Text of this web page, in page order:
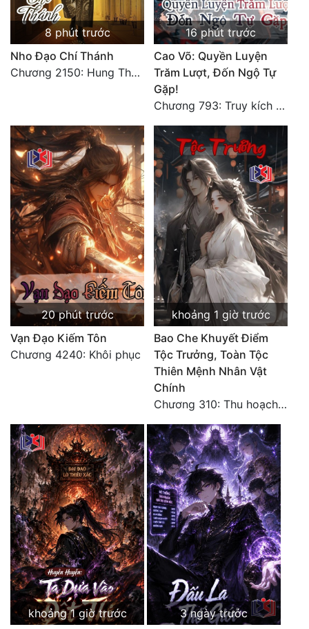
Tu Chân
Tu Tiên
Tội Phạm
Võ Hiệp
Võng Du
Xuyên Không
Xuyên Nhanh
Xuyên Sách
Xuyên Thư
Điền Văn
Đô Thị
Đông Phương
Cẩu Đạo Trường Sinh
Ngự Thú
Truyện Nam
Truyện Nữ
Vô Địch Lưu
Xây Dựng Thế Lực
Đam Mỹ
8 phút trước
Nho Đạo Chí Thánh
Chương 2150: Hung Thụ Nhựa Cây
16 phút trước
Cao Võ: Quyền Luyện
Trăm Lượt, Đốn Ngộ Tự
Gặp!
Chương 793: Truy kích (2)
20 phút trước
Vạn Đạo Kiếm Tôn
Chương 4240: Khôi phục
khoảng 1 giờ trước
Bao Che Khuyết Điểm
Tộc Trưởng, Toàn Tộc
Thiên Mệnh Nhân Vật
Chính
Chương 310: Thu hoạch ngoài ý muốn, ưu thế tuyệt đối.
khoảng 1 giờ trước
3 ngày trước